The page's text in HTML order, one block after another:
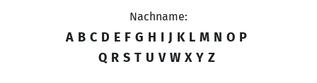
Nachname:
A B C D E F G H I J K L M N O P
Q R S T U V W X Y Z